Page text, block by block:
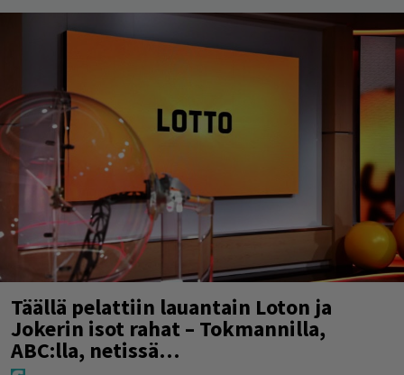
Täällä pelattiin lauantain Loton ja
Jokerin isot rahat – Tokmannilla,
ABC:lla, netissä…